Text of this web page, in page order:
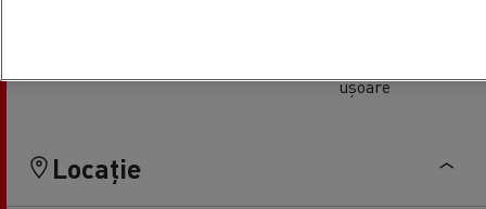
ușoare
Locație